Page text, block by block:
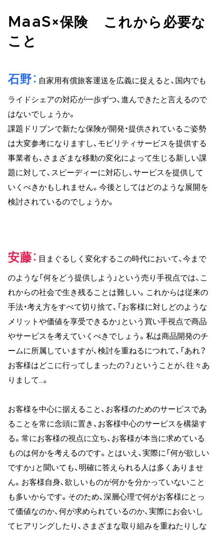
MaaS×保険 これから必要な
こと
石野 自家用有償旅客運送を広義に捉えると、国内でも
ライドシェアの対応が一歩ずつ、進んできたと言えるので
はないでしょうか。
課題ドリブンで新たな保険が開発・提供されているご姿勢
は大変参考になりますし、モビリティサービスを提供する
事業者も、さまざまな移動の変化によって生じる新しい課
題に対して、スピーディーに対応し、サービスを提供して
いくべきかもしれません。今後としてはどのような展開を
検討されているのでしょうか。
安藤 目まぐるしく変化するこの時代において、今まで
のような「何をどう提供しよう」という売り手視点では、こ
れからの社会で生き残ることは難しい。これからは従来の
手法・考え方をすべて切り捨て、「お客様に対しどのような
メリットや価値を享受できるか」という買い手視点で商品
やサービスを考えていくべきでしょう。私は商品開発のチ
ームに所属していますが、検討を重ねるにつれて、「あれ？
お客様はどこに行ってしまったの？」ということが、往々あ
りまして…。
お客様を中心に据えること、お客様のためのサービスであ
ることを常に念頭に置き、お客様中心のサービスを構築す
る。常にお客様の視点に立ち、お客様が本当に求めている
ものは何かを考えるのです。とはいえ、実際に「何が欲しい
ですか」と聞いても、明確に答えられる人は多くありませ
ん。お客様自身、欲しいものが何かを分かっていないこと
も多いからです。そのため、深層心理で何がお客様にとっ
て価値なのか、何が求められているのか、実際にお会いし
てヒアリングしたり、さまざまな取り組みを重ねたりしな